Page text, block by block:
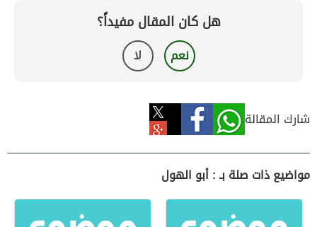
هل كان المقال مفيداً؟
نعم لا
شارك المقالة
مواضيع ذات صلة بـ : أبو الهول